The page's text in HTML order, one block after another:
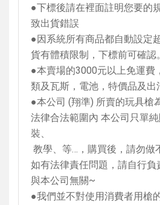
●下標後請在裡面註明您要的
致出貨錯誤
●因系統所有商品都自動設定
貨有體積限制，下標前可確認。
●本賣場的3000元以上免運費
類及瓦斯，電池，特價品及出
●本公司 (翔準) 所賣的玩具槍
法律合法範圍內 本公司只單
裝、
教學、等…，購買後，請勿做
如有法律責任問題，請自行負
與本公司無關~
●我們並不對使用消費者用槍